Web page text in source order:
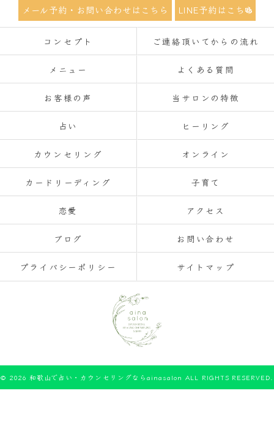
メール予約・お問い合わせはこちら LINE予約はこちら
コンセプト ご連絡頂いてからの流れ
メニュー よくある質問
お客様の声 当サロンの特徴
占い ヒーリング
カウンセリング オンライン
カードリーディング 子育て
恋愛 アクセス
ブログ お問い合わせ
プライバシーポリシー サイトマップ
© 2026 和歌山で占い・カウンセリングならainasalon ALL RIGHTS RESERVED.